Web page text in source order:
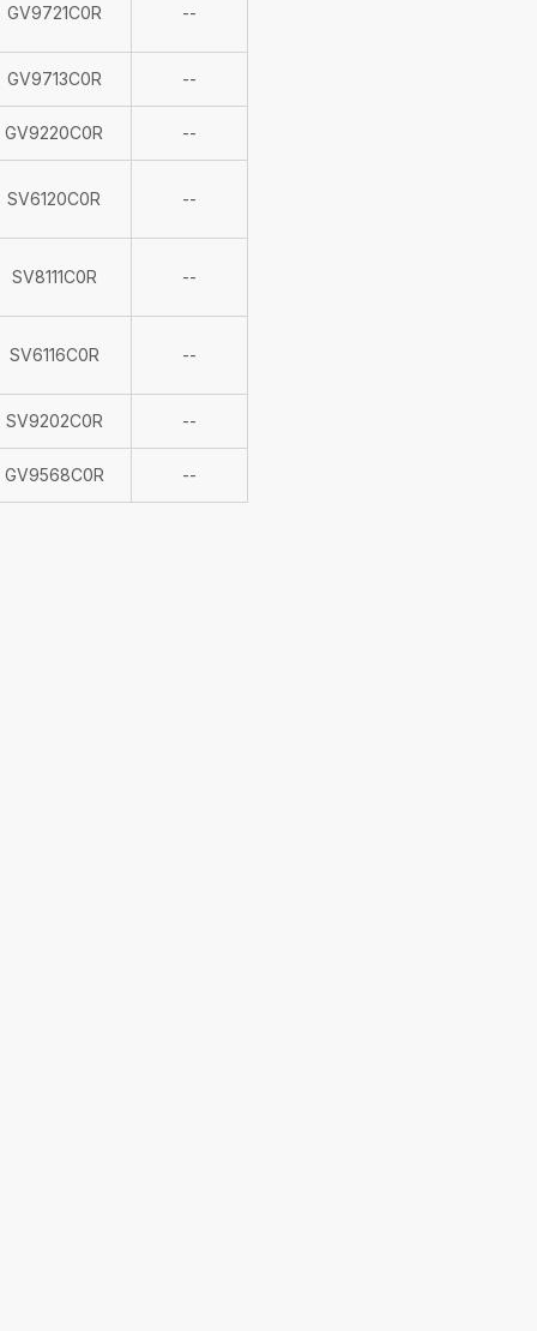
GV9721C0R --
GV9713C0R --
GV9220C0R --
SV6120C0R --
SV8111C0R --
SV6116C0R --
SV9202C0R --
GV9568C0R --